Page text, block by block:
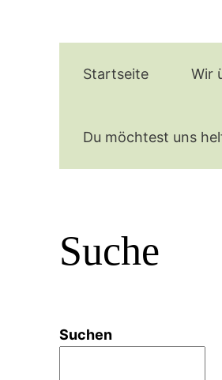
Startseite
Wir
Du möchtest uns
Suche
Suchen